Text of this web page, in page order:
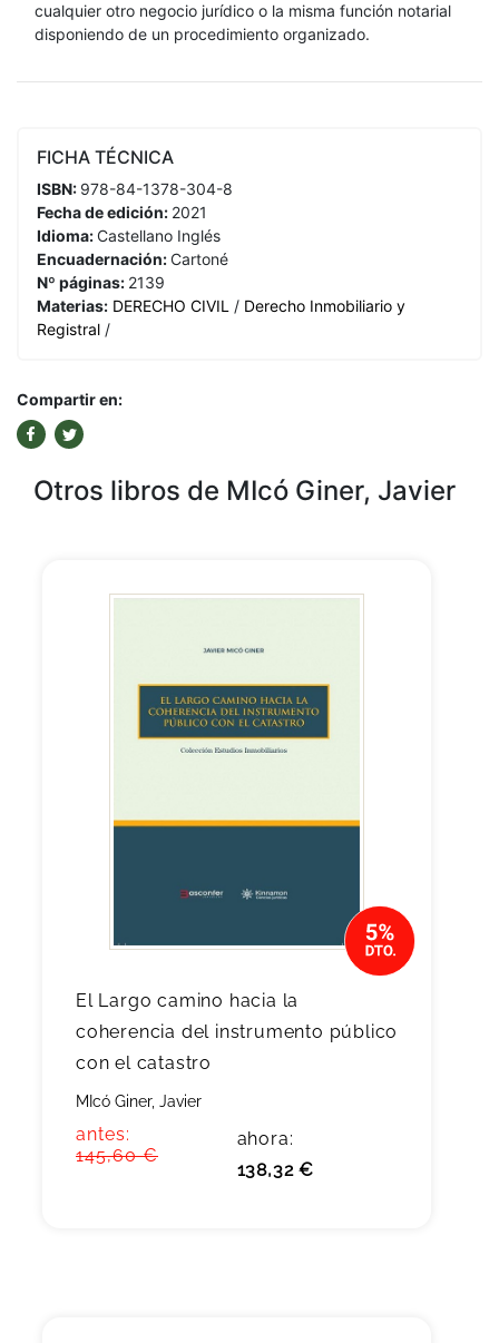
cualquier otro negocio jurídico o la misma función notarial
disponiendo de un procedimiento organizado.
FICHA TÉCNICA
ISBN: 978-84-1378-304-8
Fecha de edición: 2021
Idioma:Castellano Inglés
Encuadernación:Cartoné
Nº páginas: 2139
Materias: DERECHO CIVIL / Derecho Inmobiliario y
Registral /
Compartir en:
Otros libros de MIcó Giner, Javier
El Largo camino hacia la
coherencia del instrumento público
con el catastro
MIcó Giner, Javier
antes:
145,60 €
ahora:
138,32 €